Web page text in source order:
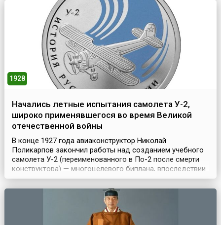
украшали ветвями плодовых деревьев, которые ставили
в воду так, чтобы ...
1928
Начались летные испытания самолета У-2,
широко применявшегося во время Великой
отечественной войны
В конце 1927 года авиаконструктор Николай
Поликарпов закончил работы над созданием учебного
самолета У-2 (переименованного в По-2 после смерти
конструктора) — многоцелевого биплана, впоследствии
одного из самых массовых самолетов в мире. Серийно
он строился до 1953 года.7 января 1928 года пилот
Михаил Громов начал летные испытания этого учебного
самолета и легкого ночного бомбардировщика. К ко...